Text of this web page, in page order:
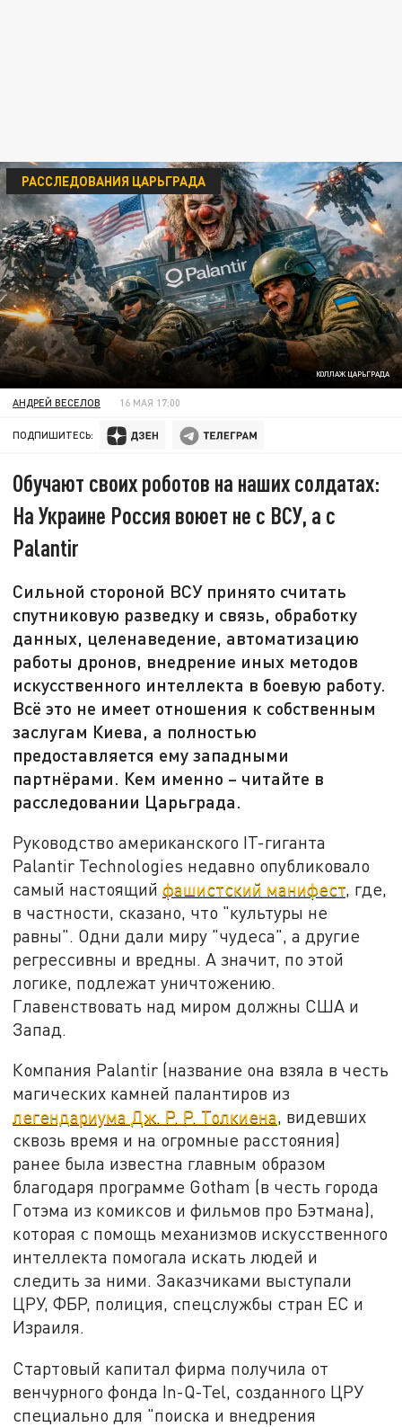
КОЛЛАЖ ЦАРЬГРАДА
РАССЛЕДОВАНИЯ ЦАРЬГРАДА
АНДРЕЙ ВЕСЕЛОВ 16 МАЯ 17:00
ПОДПИШИТЕСЬ:
Обучают своих роботов на наших солдатах:
На Украине Россия воюет не с ВСУ, а с
Palantir
Сильной стороной ВСУ принято считать
спутниковую разведку и связь, обработку
данных, целенаведение, автоматизацию
работы дронов, внедрение иных методов
искусственного интеллекта в боевую работу.
Всё это не имеет отношения к собственным
заслугам Киева, а полностью
предоставляется ему западными
партнёрами. Кем именно – читайте в
расследовании Царьграда.
Руководство американского IT-гиганта
Palantir Technologies недавно опубликовало
самый настоящийфашистский манифест, где,
в частности, сказано, что "культуры не
равны". Одни дали миру "чудеса", а другие
регрессивны и вредны. А значит, по этой
логике, подлежат уничтожению.
Главенствовать над миром должны США и
Запад.
Компания Palantir (название она взяла в честь
магических камней палантиров из
легендариума Дж. Р. Р. Толкиена, видевших
сквозь время и на огромные расстояния)
ранее была известна главным образом
благодаря программе Gotham (в честь города
Готэма из комиксов и фильмов про Бэтмана),
которая с помощь механизмов искусственного
интеллекта помогала искать людей и
следить за ними. Заказчиками выступали
ЦРУ, ФБР, полиция, спецслужбы стран ЕС и
Израиля.
Стартовый капитал фирма получила от
венчурного фонда In-Q-Tel, созданного ЦРУ
специально для "поиска и внедрения